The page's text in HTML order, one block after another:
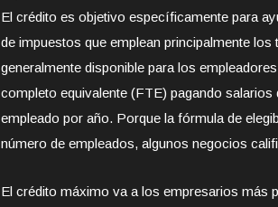
El crédito es objetivo específicamente para
de impuestos que emplean principalmente
generalmente disponible para los
completo equivalente (FTE) pagando
empleado por año. Porque la fórmula de
número de empleados, algunos negocios
El crédito máximo va a los empresarios más